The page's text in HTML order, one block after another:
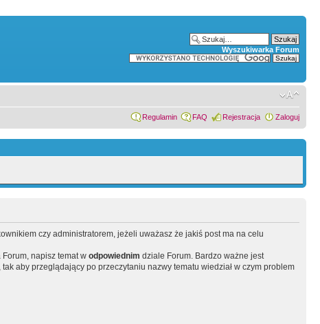
Wyszukiwarka Forum
Regulamin FAQ Rejestracja Zaloguj
czy administratorem, jeżeli uważasz że jakiś post ma na celu
napisz temat w odpowiednim dziale Forum. Bardzo ważne jest
aby przeglądający po przeczytaniu nazwy tematu wiedział w czym problem